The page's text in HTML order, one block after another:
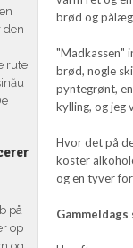
brød og
"Madkassen"
brød, nogle
pyntegrønt,
kylling, og jeg
Hvor det på
koster
og en tyver
den
rute
på
op